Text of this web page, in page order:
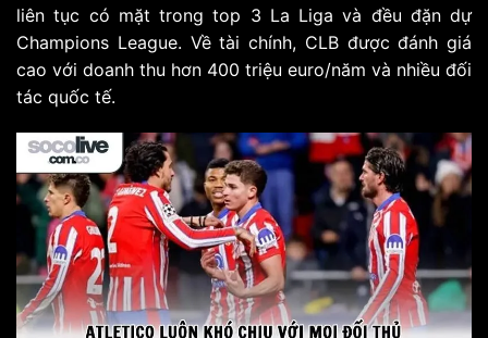
liên tục có mặt trong top 3 La Liga và đều đặn dự
Champions League. Về tài chính, CLB được đánh giá
cao với doanh thu hơn 400 triệu euro/năm và nhiều đối
tác quốc tế.